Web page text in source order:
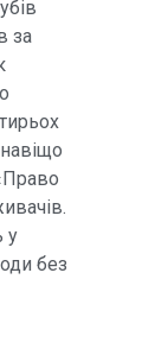
за
у
без